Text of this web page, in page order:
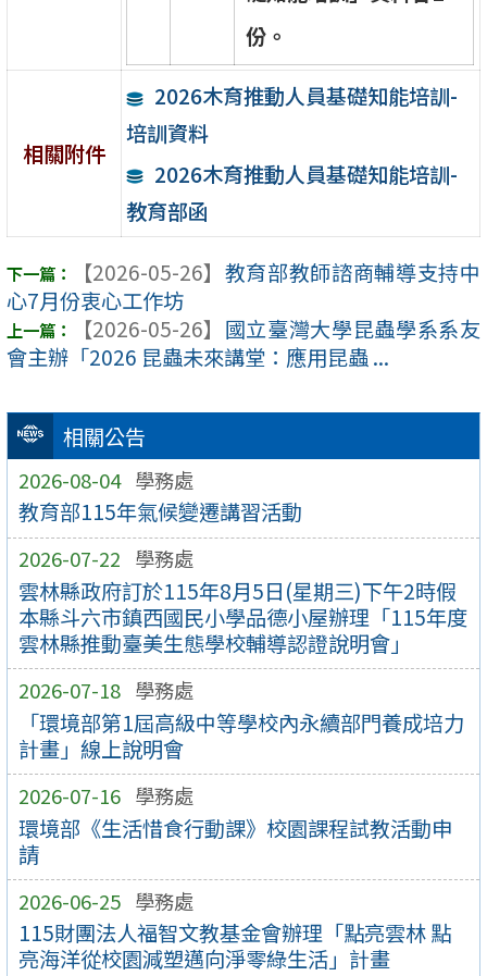
相關公告
2026-08-04 學務處
教育部115年氣候變遷講習活動
2026-07-22 學務處
雲林縣政府訂於115年8月5日(星期三)下午2時假
本縣斗六市鎮西國民小學品德小屋辦理「115年度
雲林縣推動臺美生態學校輔導認證說明會」
2026-07-18 學務處
「環境部第1屆高級中等學校內永續部門養成培力
計畫」線上說明會
2026-07-16 學務處
環境部《生活惜食行動課》校園課程試教活動申
請
2026-06-25 學務處
115財團法人福智文教基金會辦理「點亮雲林 點
亮海洋從校園減塑邁向淨零綠生活」計畫
份。
相關附件
2026木育推動人員基礎知能培訓-
培訓資料
2026木育推動人員基礎知能培訓-
教育部函
【2026-05-26】 教育部教師諮商輔導支持中
心7月份衷心工作坊
【2026-05-26】 國立臺灣大學昆蟲學系系友
會主辦「2026 昆蟲未來講堂：應用昆蟲 ...